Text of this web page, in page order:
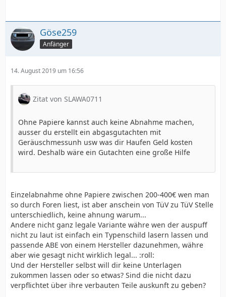
Göse259
Anfänger
14. August 2019 um 16:56
Zitat von SLAWA0711
Ohne Papiere kannst auch keine Abnahme machen,
ausser du erstellt ein abgasgutachten mit
Geräuschmessunh usw was dir Haufen Geld kosten
wird. Deshalb wäre ein Gutachten eine große Hilfe
Einzelabnahme ohne Papiere zwischen 200-400€ wen man
so durch Foren liest, ist aber anschein von TüV zu TüV Stelle
unterschiedlich, keine ahnung warum...
Andere nicht ganz legale Variante währe wen der auspuff
nicht zu laut ist einfach ein Typenschild lasern lassen und
passende ABE von einem Hersteller dazunehmen, währe
aber wie gesagt nicht wirklich legal... :roll:
Und der Hersteller selbst will dir keine Unterlagen
zukommen lassen oder so etwas? Sind die nicht dazu
verpflichtet über ihre verbauten Teile auskunft zu geben?